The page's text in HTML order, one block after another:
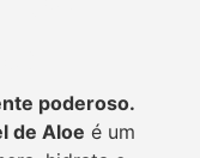
poderoso.
de Aloe é um